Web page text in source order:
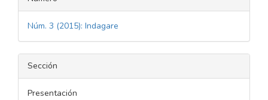
Núm. 3 (2015): Indagare
Sección
Presentación